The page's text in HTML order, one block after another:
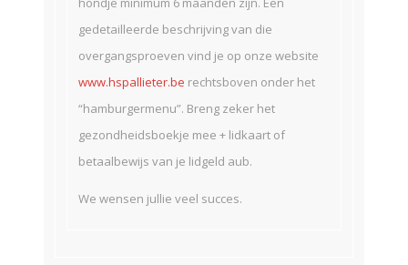
gedetailleerde beschrijving van die
overgangsproeven vind je op onze website
www.hspallieter.be rechtsboven onder het
“hamburgermenu”. Breng zeker het
gezondheidsboekje mee + lidkaart of
betaalbewijs van je lidgeld aub.
We wensen jullie veel succes.